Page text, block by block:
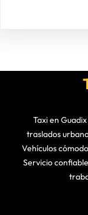
Taxi en
traslados
Vehículos
Servicio